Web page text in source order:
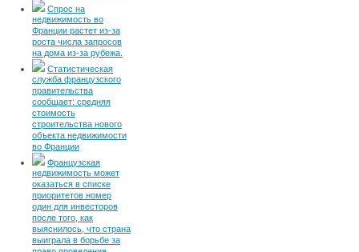
Спрос на
недвижимость во
Франции растет из-за
роста числа запросов
на дома из-за рубежа.
Статистическая
служба французского
правительства
сообщает: средняя
стоимость
строительства нового
объекта недвижимости
во Франции
Французская
недвижимость может
оказаться в списке
приоритетов номер
один для инвесторов
после того, как
выяснилось, что страна
выиграла в борьбе за